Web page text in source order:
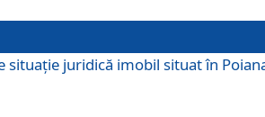
situație juridică imobil situat în